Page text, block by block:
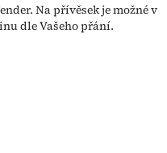
Na přívěsek je možné v
dle Vašeho přání.